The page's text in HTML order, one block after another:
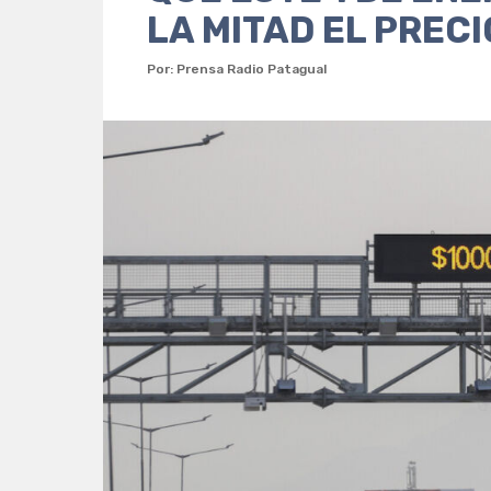
LA MITAD EL
Por: Prensa Radio Patagual